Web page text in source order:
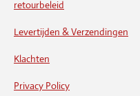
retourbeleid
Levertijden & Verzendingen
Klachten
Privacy Policy